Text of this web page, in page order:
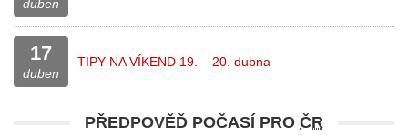
duben
17
duben
TIPY NA VÍKEND 19. – 20. dubna
PŘEDPOVĚĎ POČASÍ PRO ČR